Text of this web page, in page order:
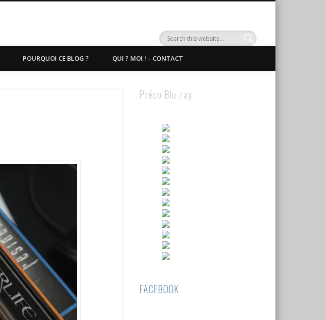
POURQUOI CE BLOG ? QUI ? MOI ! – CONTACT
Préco Blu-ray
FACEBOOK